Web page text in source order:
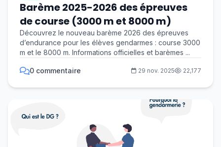
Barème 2025-2026 des épreuves
de course (3000 m et 8000 m)
Découvrez le nouveau barème 2026 des épreuves
d’endurance pour les élèves gendarmes : course 3000
m et le 8000 m. Informations officielles et barèmes ...
0 commentaire 29 nov. 2025 22,177